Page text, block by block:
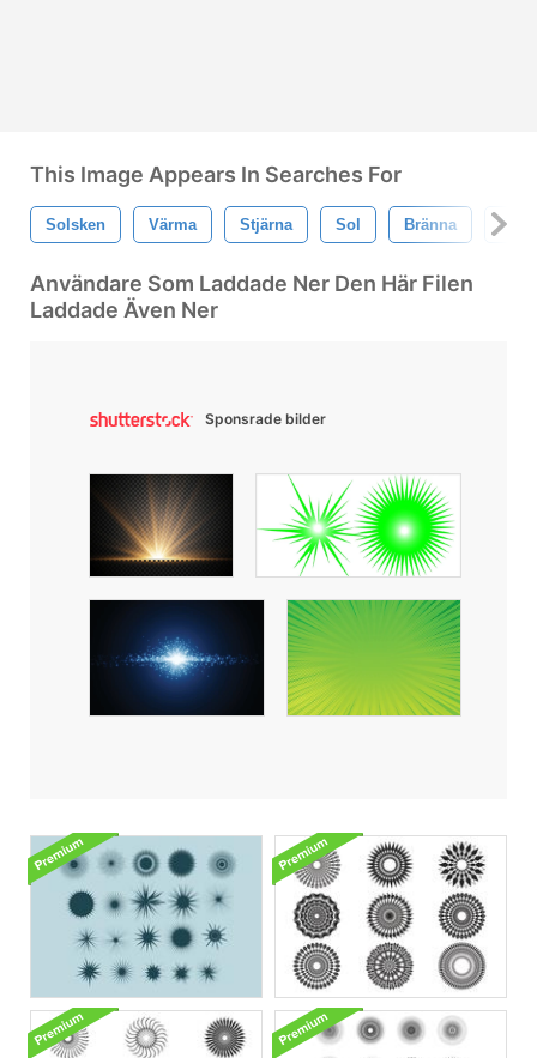
This Image Appears In Searches For
Solsken Värma Stjärna Sol Bränna
Användare Som Laddade Ner Den Här Filen
Laddade Även Ner
Sponsrade bilder